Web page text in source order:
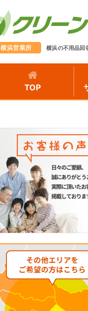
横浜営業所 横浜の不用品回
TOP